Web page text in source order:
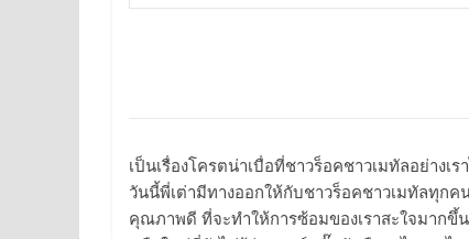
เป็นเรื่องโครตน่าเบื่อที่ชาวร็อคชาวเมทัลอย่างเ
วันนี้พี่เต่ามีทางออกให้กับชาวร็อคชาวเมทัลทุก
คุณภาพดี ที่จะทำให้การซ้อมของเราสะใจมากขึ้